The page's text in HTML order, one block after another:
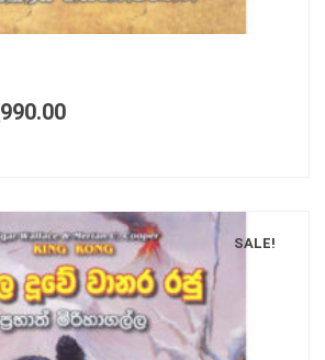
990.00
SALE!